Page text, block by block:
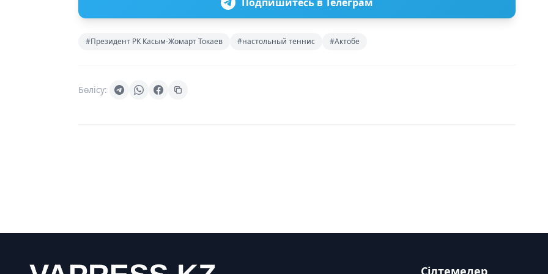
#Президент РК Касым-Жомарт Токаев #настольный теннис #Актобе
Бөлісу:
Сілтемелер